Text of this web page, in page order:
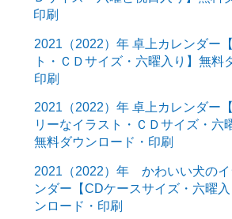
印刷
2021（2022）年 卓上カレンダー
ト・ＣＤサイズ・六曜入り】無料
印刷
2021（2022）年 卓上カレンダー
リーなイラスト・ＣＤサイズ・六
無料ダウンロード・印刷
2021（2022）年 かわいい犬のイ
ンダー【CDケースサイズ・六曜
ンロード・印刷